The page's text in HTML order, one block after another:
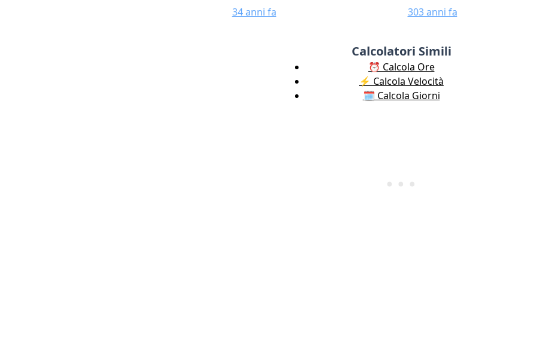
34 anni fa
303 anni fa
Calcolatori Simili
⏰ Calcola Ore
⚡️ Calcola Velocità
🗓️ Calcola Giorni